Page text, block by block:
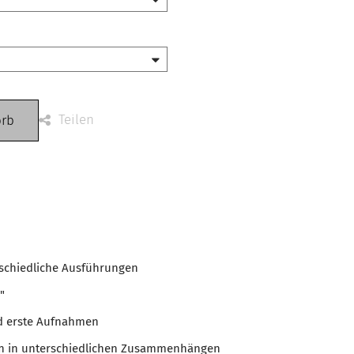
Teilen
Ausführungen
erste Aufnahmen
in unterschiedlichen Zusammenhängen